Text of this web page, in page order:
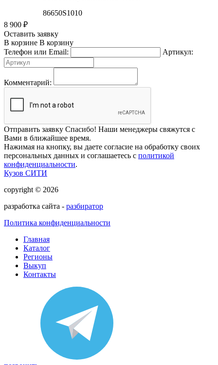
86650S1010
8 900 ₽
Оставить заявку
В корзине В корзину
Телефон или Email:
Артикул:
Комментарий:
Отправить заявку Спасибо! Наши менеджеры свяжутся с
Вами в ближайшее время.
Нажимая на кнопку, вы даете согласие на обработку своих
персональных данных и соглашаетесь с политикой
конфиденциальности.
Кузов СИТИ
copyright © 2026
разработка сайта - разбиратор
Политика конфиденциальности
Главная
Каталог
Регионы
Выкуп
Контакты